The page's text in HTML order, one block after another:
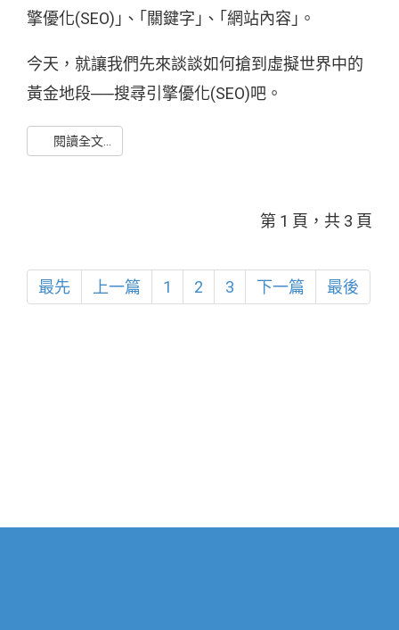
擎優化(SEO)｣、｢關鍵字｣、｢網站內容｣。
今天，就讓我們先來談談如何搶到虛擬世界中的
黃金地段──搜尋引擎優化(SEO)吧。
閱讀全文...
第 1 頁，共 3 頁
最先 上一篇 1 2 3 下一篇 最後